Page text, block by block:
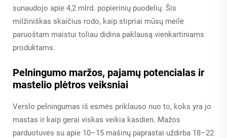
sunaudojo apie 4,2 mlrd. popierinių puodelių. Šis
milžiniškas skaičius rodo, kaip stipriai mūsų meilė
paruoštam maistui toliau didina paklausą vienkartiniams
produktams.
Pelningumo maržos, pajamų potencialas ir
mastelio plėtros veiksniai
Verslo pelningumas iš esmės priklauso nuo to, koks yra jo
mastas ir kaip gerai viskas veikia kasdien. Mažos
parduotuvės su apie 10–15 mašinų paprastai uždirba 18–22